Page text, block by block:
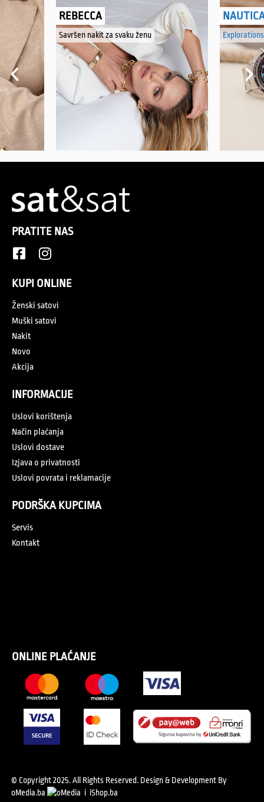
REBECCA
Savršen nakit za svaku ženu
PRATITE NAS
KUPI ONLINE
Ženski satovi
Muški satovi
Nakit
Novo
Akcija
INFORMACIJE
Uslovi korištenja
Način plaćanja
Uslovi dostave
Izjava o privatnosti
Uslovi povrata i reklamacije
PODRŠKA KUPCIMA
Servis
Kontakt
ONLINE PLAĆANJE
© Copyright 2025. All Rights Reserved. Design & Development By
oMedia.ba
i iShop.ba